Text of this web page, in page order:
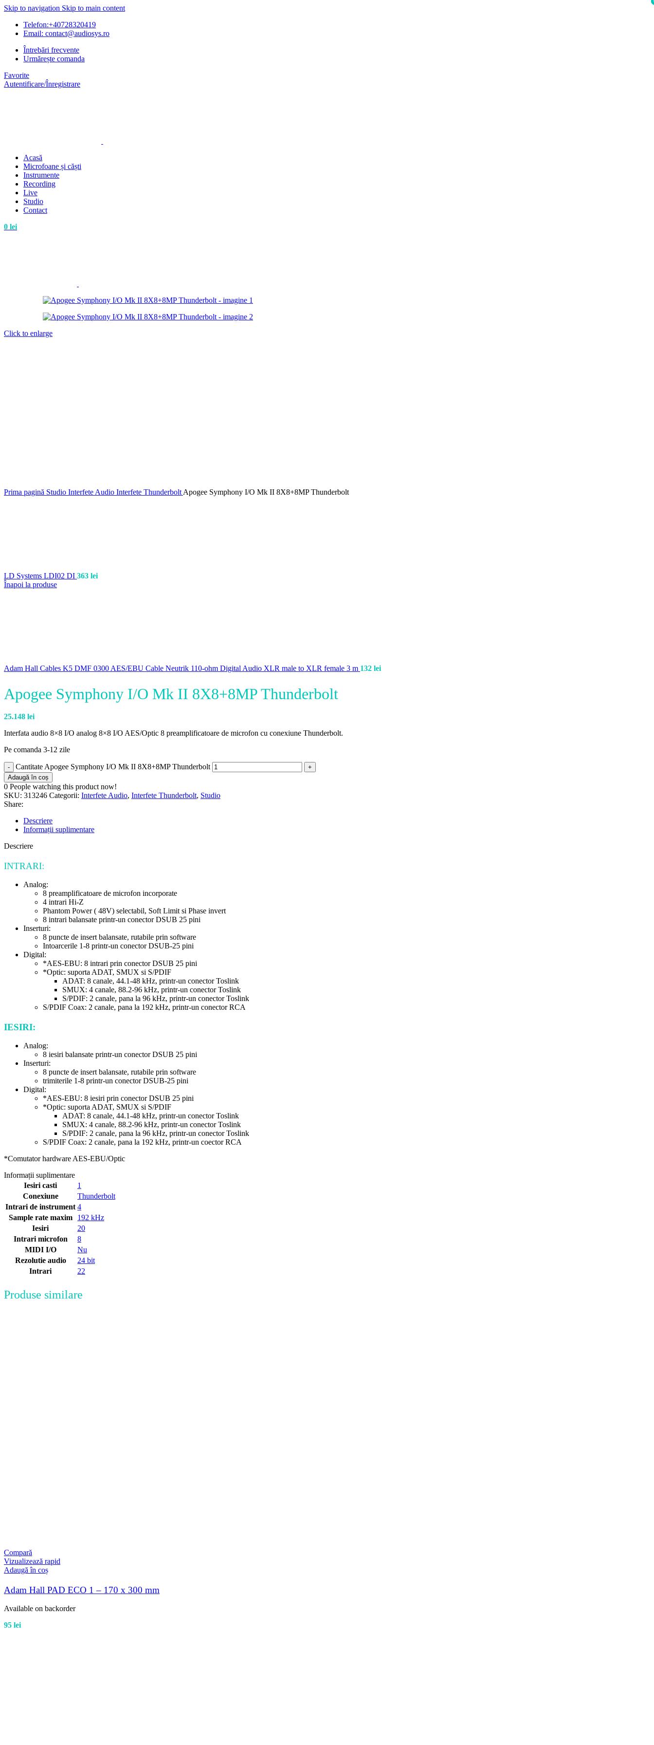
Skip to navigation Skip to main content
Telefon:+40728320419
Email: contact@audiosys.ro
Întrebări frecvente
Urmărește comanda
Favorite
Autentificare/Înregistrare
Acasă
Microfoane și căști
Instrumente
Recording
Live
Studio
Contact
0 lei
Click to enlarge
Prima pagină Studio Interfete Audio Interfete Thunderbolt Apogee Symphony I/O Mk II 8X8+8MP Thunderbolt
LD Systems LDI02 DI 363 lei
Înapoi la produse
Adam Hall Cables K5 DMF 0300 AES/EBU Cable Neutrik 110-ohm Digital Audio XLR male to XLR female 3 m 132 lei
Apogee Symphony I/O Mk II 8X8+8MP Thunderbolt
25.148 lei
Interfata audio 8×8 I/O analog 8×8 I/O AES/Optic 8 preamplificatoare de microfon cu conexiune Thunderbolt.
Pe comanda 3-12 zile
Cantitate Apogee Symphony I/O Mk II 8X8+8MP Thunderbolt
Adaugă în coș
0 People watching this product now!
SKU: 313246 Categorii: Interfete Audio, Interfete Thunderbolt, Studio
Share:
Descriere
Informații suplimentare
Descriere
INTRARI:
Analog:
8 preamplificatoare de microfon incorporate
4 intrari Hi-Z
Phantom Power ( 48V) selectabil, Soft Limit si Phase invert
8 intrari balansate printr-un conector DSUB 25 pini
Inserturi:
8 puncte de insert balansate, rutabile prin software
Intoarcerile 1-8 printr-un conector DSUB-25 pini
Digital:
*AES-EBU: 8 intrari prin conector DSUB 25 pini
*Optic: suporta ADAT, SMUX si S/PDIF
ADAT: 8 canale, 44.1-48 kHz, printr-un conector Toslink
SMUX: 4 canale, 88.2-96 kHz, printr-un conector Toslink
S/PDIF: 2 canale, pana la 96 kHz, printr-un conector Toslink
S/PDIF Coax: 2 canale, pana la 192 kHz, printr-un conector RCA
IESIRI:
Analog:
8 iesiri balansate printr-un conector DSUB 25 pini
Inserturi:
8 puncte de insert balansate, rutabile prin software
trimiterile 1-8 printr-un conector DSUB-25 pini
Digital:
*AES-EBU: 8 iesiri prin conector DSUB 25 pini
*Optic: suporta ADAT, SMUX si S/PDIF
ADAT: 8 canale, 44.1-48 kHz, printr-un conector Toslink
SMUX: 4 canale, 88.2-96 kHz, printr-un conector Toslink
S/PDIF: 2 canale, pana la 96 kHz, printr-un conector Toslink
S/PDIF Coax: 2 canale, pana la 192 kHz, printr-un coector RCA
*Comutator hardware AES-EBU/Optic
Informații suplimentare
Iesiri casti
1
Conexiune
Thunderbolt
Intrari de instrument 4
Sample rate maxim
192 kHz
Iesiri
20
Intrari microfon
8
MIDI I/O
Nu
Rezolutie audio
24 bit
Intrari
22
Produse similare
Compară
Vizualizează rapid
Adaugă în coș
Adam Hall PAD ECO 1 – 170 x 300 mm
Available on backorder
95 lei